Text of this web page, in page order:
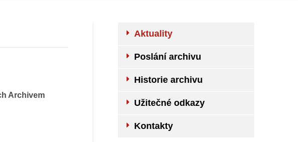
Archivem
Aktuality
Poslání archivu
Historie archivu
Užitečné odkazy
Kontakty